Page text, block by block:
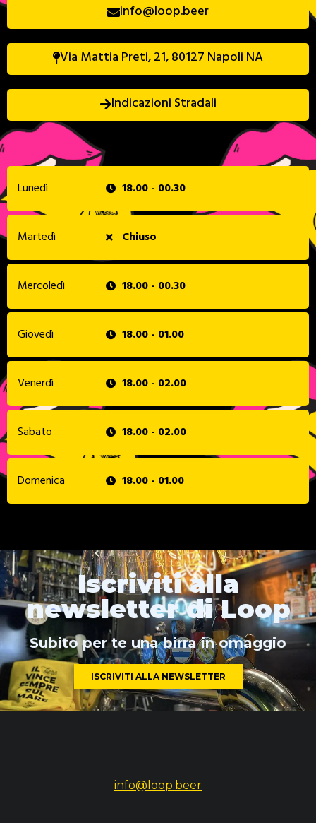
info@loop.beer
Via Mattia Preti, 21, 80127 Napoli NA
Indicazioni Stradali
Lunedì 18.00 - 00.30
Martedì Chiuso
Mercoledì 18.00 - 00.30
Giovedì 18.00 - 01.00
Venerdì 18.00 - 02.00
Sabato 18.00 - 02.00
Domenica 18.00 - 01.00
Iscriviti alla
newsletter di Loop
Subito per te una birra in omaggio
ISCRIVITI ALLA NEWSLETTER
info@loop.beer